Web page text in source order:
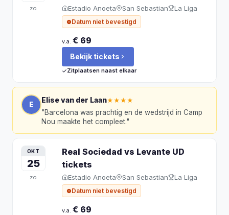
zo Estadio Anoeta San Sebastian La Liga
Datum niet bevestigd
v.a. € 69
Bekijk tickets
Zitplaatsen naast elkaar
E
Elise van der Laan★★★★
"Barcelona was prachtig en de wedstrijd in Camp
Nou maakte het compleet."
OKT
25
zo
Real Sociedad vs Levante UD
tickets
Estadio Anoeta San Sebastian La Liga
Datum niet bevestigd
v.a. € 69